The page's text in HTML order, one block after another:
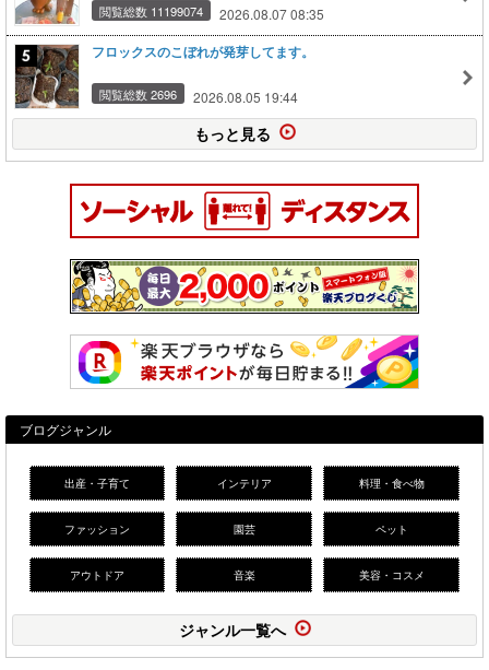
閲覧総数 11199074 2026.08.07 08:35
フロックスのこぼれが発芽してます。
閲覧総数 2696 2026.08.05 19:44
もっと見る
ブログジャンル
出産・子育て インテリア 料理・食べ物
ファッション 園芸 ペット
アウトドア 音楽 美容・コスメ
ジャンル一覧へ